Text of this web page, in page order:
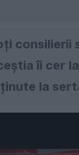
îi cer
la